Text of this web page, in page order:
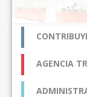
AGENCIA